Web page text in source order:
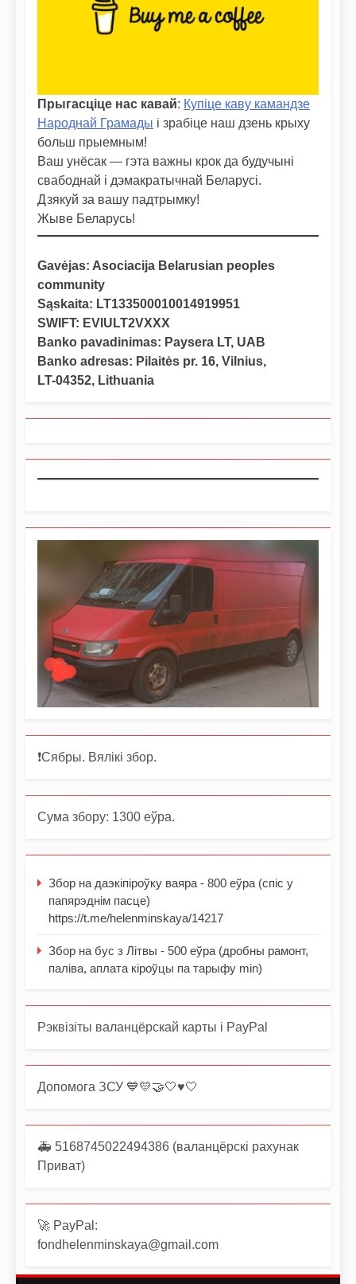
Прыгасціце нас кавай: Купіце каву камандзе
Народнай Грамады і зрабіце наш дзень крыху
больш прыемным!
Ваш унёсак — гэта важны крок да будучыні
свабоднай і дэмакратычнай Беларусі.
Дзякуй за вашу падтрымку!
Жыве Беларусь!
Gavėjas: Asociacija Belarusian peoples
community
Sąskaita: LT133500010014919951
SWIFT: EVIULT2VXXX
Banko pavadinimas: Paysera LT, UAB
Banko adresas: Pilaitės pr. 16, Vilnius,
LT-04352, Lithuania
❗️Сябры. Вялікі збор.
Сума збору: 1300 еўра.
Збор на даэкіпіроўку ваяра - 800 еўра (спіс у
папярэднім пасце)
https://t.me/helenminskaya/14217
Збор на бус з Літвы - 500 еўра (дробны рамонт,
паліва, аплата кіроўцы па тарыфу min)
Рэквізіты валанцёрскай карты і PayPal
Допомога ЗСУ 💙💛🤝🤍♥️🤍
🚑 5168745022494386 (валанцёрскі рахунак
Приват)
🚀 PayPal:
fondhelenminskaya@gmail.com